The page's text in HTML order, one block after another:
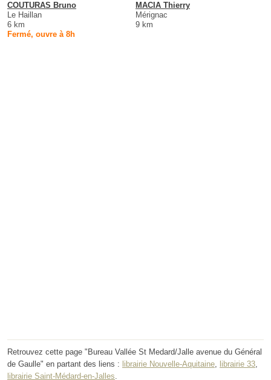
COUTURAS Bruno
Le Haillan
6 km
Fermé, ouvre à 8h
MACIA Thierry
Mérignac
9 km
Retrouvez cette page "Bureau Vallée St Medard/Jalle avenue du Général
de Gaulle" en partant des liens : librairie Nouvelle-Aquitaine, librairie 33,
librairie Saint-Médard-en-Jalles.